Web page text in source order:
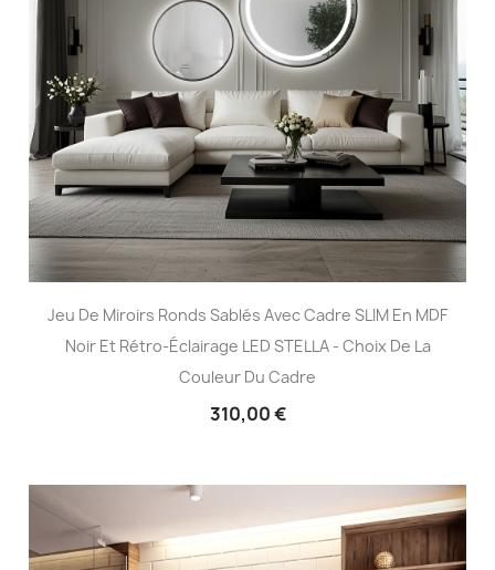
Jeu De Miroirs Ronds Sablés Avec Cadre SLIM En MDF
Noir Et Rétro-Éclairage LED STELLA - Choix De La
Couleur Du Cadre
310,00 €